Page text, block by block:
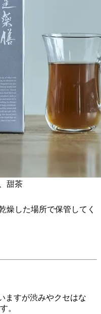
甜茶
燥した場所で保管してく
ますが渋みやクセはな
。